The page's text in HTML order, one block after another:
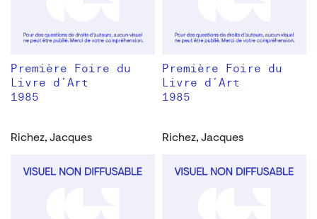
Première Foire du
Livre d’Art
1985
Première Foire du
Livre d’Art
1985
Richez, Jacques Richez, Jacques